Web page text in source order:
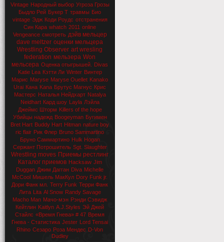
Vintage Народный выбор Угроза Грозы
Быдло Рей Букер Т травмы Био
vintage Эдж Коди Роудс отстранения
Син Кара whatch 2011 online
Vengeance смотреть дэйв мельцер
dave meltzer оценки мельцера
Wrestling Observer art wresling
federation мельзера Won
мельсера Оценка отыгрышей.
Divas
Katie Lea Кэтти Ли Winter Винтер
Марис Maryse Maryse Ouellet Kanako
Urai Кана Kana Брутус Магнус Крис
Мастерс Наталья Нейдхарт Natalya
Neidhart Кард шоу Layla Лэйла
Джеймс Шторм Killers of the hope
Убийцы надежд Boogeyman Бугимен
Bret Hart Buddy Hart Hitman nature boy
ric flair Рик Флер Bruno Sammartino
Бруно Саммартино Hulk Hogan
Сержант Потрошитель Sgt. Slaughter
Wrestling moves Приемы рестлинг
Каталог приемов Hacksaw Jim
Duggan Джим Дагган Diva Michelle
McCool Мишель МакКул Dory Funk jr.
Дори Фанк мл.
Terry Funk Терри Фанк
Лита Lita Al Snow Randy Savage
Macho Man Мачо-мэн Рэнди Сэвидж
Кейтлин Kaitlyn A.J.Styles Эй Джей
Стайлс «Время Гнева» # 47 Время
Гнева - Статистика Jester Lord Tensai
Rhino Сезаро Роза Мендес D-Von
Dudley